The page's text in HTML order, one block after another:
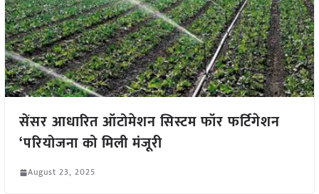
सेंसर आधारित ऑटोमेशन सिस्टम फॉर फर्टिगेशन
‘परियोजना को मिली मंजूरी
August 23, 2025